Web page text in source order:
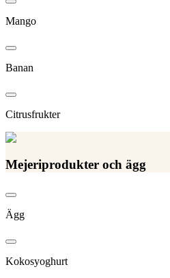
Mango
Banan
Citrusfrukter
Mejeriprodukter och ägg
Ägg
Kokosyoghurt